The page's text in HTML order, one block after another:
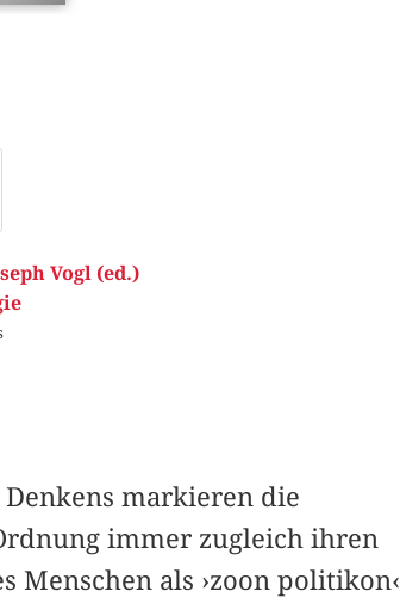
Vogl (ed.)
markieren die
immer zugleich ihren
Menschen als ›zoon politikon‹